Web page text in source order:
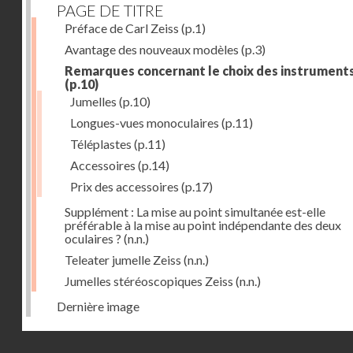
PAGE DE TITRE
Préface de Carl Zeiss (p.1)
Avantage des nouveaux modèles (p.3)
Remarques concernant le choix des
(p.10)
Jumelles (p.10)
Longues-vues monoculaires (p.11)
Téléplastes (p.11)
Accessoires (p.14)
Prix des accessoires (p.17)
Supplément : La mise au point simultanée est-elle
préférable à la mise au point indépendante des deux
oculaires ? (n.n.)
Teleater jumelle Zeiss (n.n.)
Jumelles stéréoscopiques Zeiss (n.n.)
Dernière image